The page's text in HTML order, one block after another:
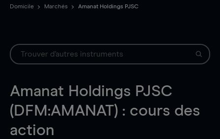
Domicile Marchés Amanat Holdings PJSC
Amanat Holdings PJSC
(DFM:AMANAT) : cours des
action